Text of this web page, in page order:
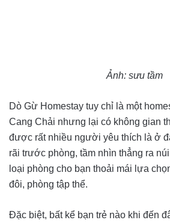
Ảnh: sưu tầm
Dò Gừ Homestay tuy chỉ là một
Cang Chải nhưng lại có không gian
được rất nhiều người yêu thích là ở
rãi trước phòng, tầm nhìn thẳng ra
loại phòng cho bạn thoải mái lựa
đôi, phòng tập thể.
Đặc biệt, bất kể bạn trẻ nào khi đến